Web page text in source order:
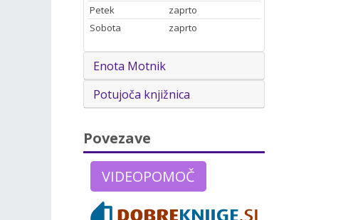
Petek
zaprto
Sobota
zaprto
Enota Motnik
Potujoča knjižnica
Povezave
VIDEOPOMOČ